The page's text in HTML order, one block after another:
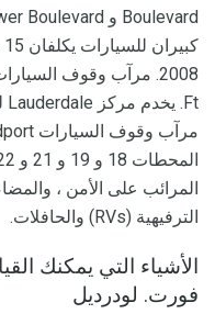
المرائب على الأمن ،
الترفيهية (RVs) والحافلات.
الأشياء التي يمكنك
فورت. لودرديل